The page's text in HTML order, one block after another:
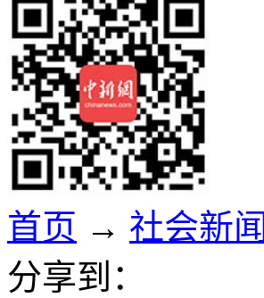
首页 → 社会新闻
分享到：